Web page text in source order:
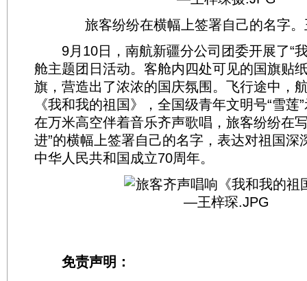
旅客纷纷在横幅上签署自己的名字
9月10日，南航新疆分公司团委开展了“我
舱主题团日活动。客舱内四处可见的国旗贴
旗，营造出了浓浓的国庆氛围。飞行途中，
《我和我的祖国》，全国级青年文明号“雪莲
在万米高空伴着音乐齐声歌唱，旅客纷纷在
进”的横幅上签署自己的名字，表达对祖国深
中华人民共和国成立70周年。
免责声明：